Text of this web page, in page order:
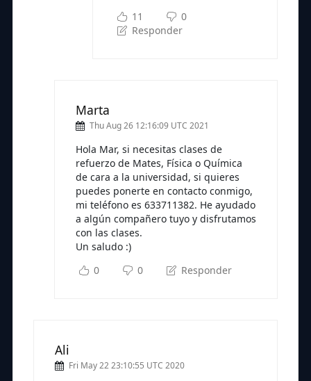
11
0
Responder
Marta
Thu Aug 26 12:16:09 UTC 2021
Hola Mar, si necesitas clases de
refuerzo de Mates, Física o Química
de cara a la universidad, si quieres
puedes ponerte en contacto conmigo,
mi teléfono es 633711382. He ayudado
a algún compañero tuyo y disfrutamos
con las clases.
Un saludo :)
0
0 Responder
Ali
Fri May 22 23:10:55 UTC 2020